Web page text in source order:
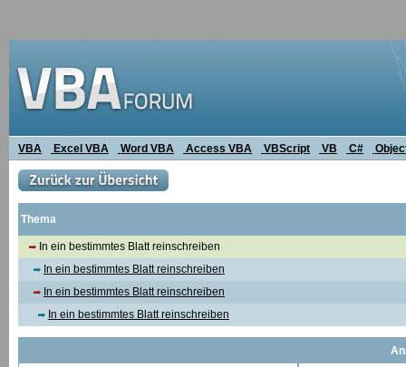
VBA Excel VBA Word VBA Access VBA VBScript VB C#
Thema
In ein bestimmtes Blatt reinschreiben
In ein bestimmtes Blatt reinschreiben
In ein bestimmtes Blatt reinschreiben
In ein bestimmtes Blatt reinschreiben